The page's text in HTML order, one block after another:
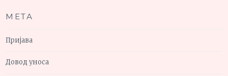
МЕТА
Пријава
Довод уноса